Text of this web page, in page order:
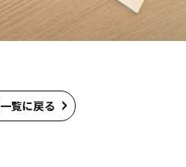
覧に戻る